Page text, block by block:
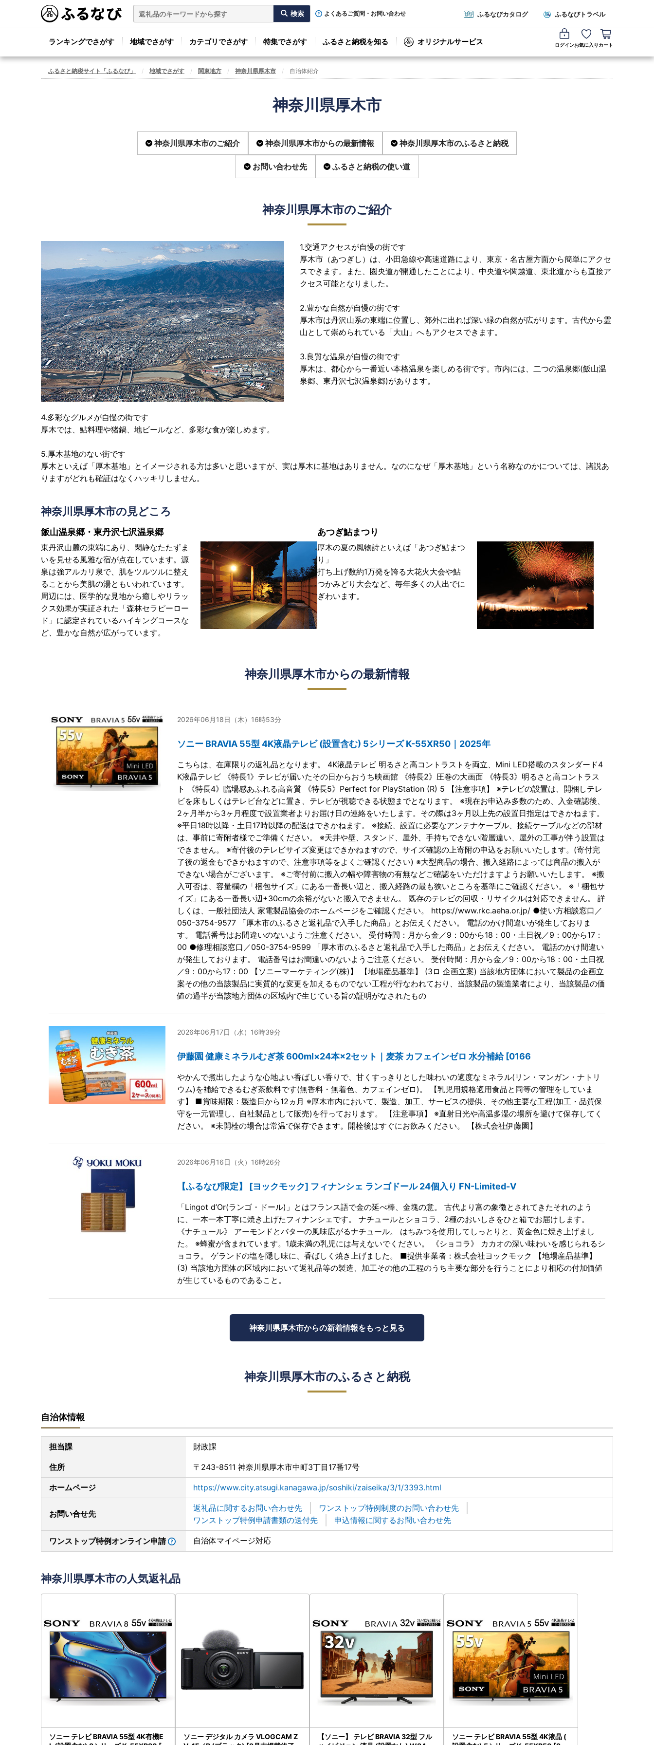
よくあるご質問・お問い合わせ ふるなびカタログ ふるなびトラベル
ランキングでさがす 地域でさがす カテゴリでさがす 特集でさがす ふるさと納税を知る オリジナルサービス ログインお気に入り カート
ふるさと納税サイト「ふるなび」 地域でさがす 関東地方 神奈川県厚木市 自治体紹介
神奈川県厚木市
神奈川県厚木市のご紹介 神奈川県厚木市からの最新情報 神奈川県厚木市のふるさと納税
お問い合わせ先 ふるさと納税の使い道
神奈川県厚木市のご紹介
1.交通アクセスが自慢の街です
厚木市（あつぎし）は、小田急線や高速道路により、東京・名古屋方面から簡単にアクセ
スできます。また、圏央道が開通したことにより、中央道や関越道、東北道からも直接ア
クセス可能となりました。
2.豊かな自然が自慢の街です
厚木市は丹沢山系の東端に位置し、郊外に出れば深い緑の自然が広がります。古代から霊
山として崇められている「大山」へもアクセスできます。
3.良質な温泉が自慢の街です
厚木は、都心から一番近い本格温泉を楽しめる街です。市内には、二つの温泉郷(飯山温
泉郷、東丹沢七沢温泉郷)があります。
4.多彩なグルメが自慢の街です
厚木では、鮎料理や猪鍋、地ビールなど、多彩な食が楽しめます。
5.厚木基地のない街です
厚木といえば「厚木基地」とイメージされる方は多いと思いますが、実は厚木に基地はありません。なのになぜ「厚木基地」という名称なのかについては、諸説あ
りますがどれも確証はなくハッキリしません。
神奈川県厚木市の見どころ
飯山温泉郷・東丹沢七沢温泉郷
東丹沢山麓の東端にあり、閑静なたたずま
いを見せる風雅な宿が点在しています。源
泉は強アルカリ泉で、肌をツルツルに整え
ることから美肌の湯ともいわれています。
周辺には、医学的な見地から癒しやリラッ
クス効果が実証された「森林セラピーロー
ド」に認定されているハイキングコースな
ど、豊かな自然が広がっています。
あつぎ鮎まつり
厚木の夏の風物詩といえば「あつぎ鮎まつ
り」
打ち上げ数約1万発を誇る大花火大会や鮎
つかみどり大会など、毎年多くの人出でに
ぎわいます。
神奈川県厚木市からの最新情報
2026年06月18日（木）16時53分
ソニー BRAVIA 55型 4K液晶テレビ (設置含む) 5シリーズ K-55XR50｜2025年
こちらは、在庫限りの返礼品となります。 4K液晶テレビ 明るさと高コントラストを両立、Mini LED搭載のスタンダード4
K液晶テレビ 《特長1》テレビが届いたその日からおうち映画館 《特長2》圧巻の大画面 《特長3》明るさと高コントラス
ト 《特長4》臨場感あふれる高音質 《特長5》Perfect for PlayStation (R) 5 【注意事項】 ※テレビの設置は、開梱しテレ
ビを床もしくはテレビ台などに置き、テレビが視聴できる状態までとなります。 ※現在お申込み多数のため、入金確認後、
2ヶ月半から3ヶ月程度で設置業者よりお届け日の連絡をいたします。その際は3ヶ月以上先の設置日指定はできかねます。
※平日18時以降・土日17時以降の配送はできかねます。 ※接続、設置に必要なアンテナケーブル、接続ケーブルなどの部材
は、事前に寄附者様でご準備ください。 ※天井や壁、スタンド、屋外、手持ちできない階層違い、屋外の工事が伴う設置は
できません。 ※寄付後のテレビサイズ変更はできかねますので、サイズ確認の上寄附の申込をお願いいたします。(寄付完
了後の返金もできかねますので、注意事項等をよくご確認ください) ※大型商品の場合、搬入経路によっては商品の搬入が
できない場合がございます。 ※ご寄付前に搬入の幅や障害物の有無などご確認をいただけますようお願いいたします。 ※搬
入可否は、容量欄の「梱包サイズ」にある一番長い辺と、搬入経路の最も狭いところを基準にご確認ください。 ※「梱包サ
イズ」にある一番長い辺+30cmの余裕がないと搬入できません。 既存のテレビの回収・リサイクルは対応できません。 詳
しくは、一般社団法人 家電製品協会のホームページをご確認ください。 https://www.rkc.aeha.or.jp/ ●使い方相談窓口／
050-3754-9577 「厚木市のふるさと返礼品で入手した商品」とお伝えください。 電話のかけ間違いが発生しておりま
す。 電話番号はお間違いのないようご注意ください。 受付時間：月から金／9：00から18：00・土日祝／9：00から17：
00 ●修理相談窓口／050-3754-9599 「厚木市のふるさと返礼品で入手した商品」とお伝えください。 電話のかけ間違い
が発生しております。 電話番号はお間違いのないようご注意ください。 受付時間：月から金／9：00から18：00・土日祝
／9：00から17：00 【ソニーマーケティング(株)】 【地場産品基準】 (3ロ 企画立案) 当該地方団体において製品の企画立
案その他の当該製品に実質的な変更を加えるものでない工程が行なわれており、当該製品の製造業者により、当該製品の価
値の過半が当該地方団体の区域内で生じている旨の証明がなされたもの
2026年06月17日（水）16時39分
伊藤園 健康ミネラルむぎ茶 600ml×24本×2セット｜麦茶 カフェインゼロ 水分補給 [0166
やかんで煮出したような心地よい香ばしい香りで、甘くすっきりとした味わいの適度なミネラル(リン・マンガン・ナトリ
ウム)を補給できるむぎ茶飲料です(無香料・無着色、カフェインゼロ)。 【乳児用規格適用食品と同等の管理をしていま
す】 ■賞味期限：製造日から12ヵ月 ※厚木市内において、製造、加工、サービスの提供、その他主要な工程(加工・品質保
守を一元管理し、自社製品として販売)を行っております。 【注意事項】 ※直射日光や高温多湿の場所を避けて保存してく
ださい。 ※未開栓の場合は常温で保存できます。開栓後はすぐにお飲みください。 【株式会社伊藤園】
2026年06月16日（火）16時26分
【ふるなび限定】 [ヨックモック] フィナンシェ ランゴドール 24個入り FN-Limited-V
「Lingot d’Or(ランゴ・ドール)」とはフランス語で金の延べ棒、金塊の意。 古代より富の象徴とされてきたそれのよう
に、一本一本丁寧に焼き上げたフィナンシェです。 ナチュールとショコラ、2種のおいしさをひと箱でお届けします。
《ナチュール》 アーモンドとバターの風味広がるナチュール。 はちみつを使用してしっとりと、黄金色に焼き上げまし
た。 ※蜂蜜が含まれています。1歳未満の乳児には与えないでください。 《ショコラ》 カカオの深い味わいを感じられるシ
ョコラ。 ゲランドの塩を隠し味に、香ばしく焼き上げました。 ■提供事業者：株式会社ヨックモック 【地場産品基準】
(3) 当該地方団体の区域内において返礼品等の製造、加工その他の工程のうち主要な部分を行うことにより相応の付加価値
が生じているものであること。
神奈川県厚木市からの新着情報をもっと見る
神奈川県厚木市のふるさと納税
自治体情報
担当課 財政課
住所 〒243-8511 神奈川県厚木市中町3丁目17番17号
ホームページ https://www.city.atsugi.kanagawa.jp/soshiki/zaiseika/3/1/3393.html
お問い合せ先
返礼品に関するお問い合わせ先
ワンストップ特例制度のお問い合わせ先
ワンストップ特例申請書類の送付先
申込情報に関するお問い合わせ先
ワンストップ特例オンライン申請 自治体マイページ対応
神奈川県厚木市の人気返礼品
ソニー テレビ BRAVIA 55型 4K有機E
ソニー デジタル カメラ VLOGCAM Z
【ソニー】 テレビ BRAVIA 32型 フル
ソニー テレビ BRAVIA 55型 4K液晶 (